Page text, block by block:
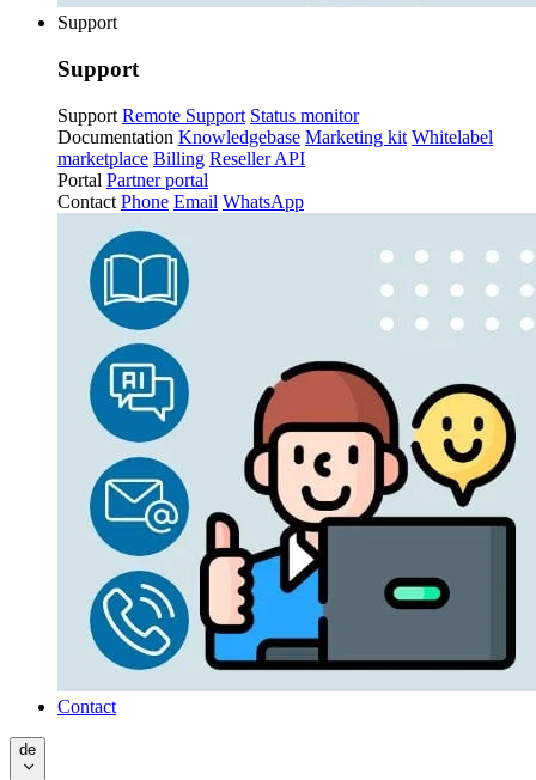
Support
Support
Support Remote Support Status monitor
Documentation Knowledgebase Marketing kit Whitelabel
marketplace Billing Reseller API
Portal Partner portal
Contact Phone Email WhatsApp
Contact
de